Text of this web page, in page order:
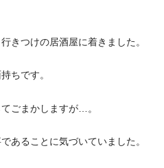
きつけの居酒屋に着きました。
ちです。
ごまかしますが…。
あることに気づいていました。